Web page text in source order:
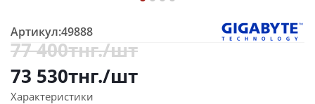
Артикул:49888
77 400тнг./шт
73 530тнг./шт
Характеристики